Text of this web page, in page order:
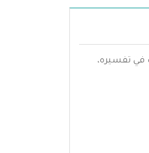
في تفسيره،